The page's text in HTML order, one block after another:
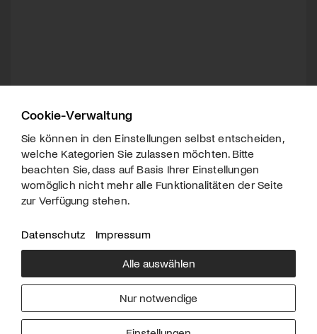
Über uns
Downloads
Werben
Impressum
Cookie-Verwaltung
Sie können in den Einstellungen selbst entscheiden,
welche Kategorien Sie zulassen möchten. Bitte
beachten Sie, dass auf Basis Ihrer Einstellungen
womöglich nicht mehr alle Funktionalitäten der Seite
zur Verfügung stehen.
Datenschutz Impressum
Alle auswählen
Nur notwendige